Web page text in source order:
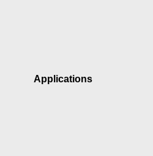
Applications